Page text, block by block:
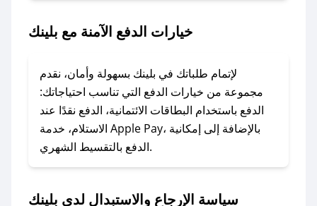
لا تقلق! يمكنك التواصل مع فريق دعم صحصح عبر
وسنقوم بحل المشكلة في أسرع وقت ممكن.
### ماذا أفعل إذا لم أجد كود خصم لمتجري
المفضل؟
في حال عدم توفر كوبونات لمتجرك المفضل، يمكنك
مراسلتنا مباشرة وسنعمل على توفير الكوبونات في
خيارات الدفع الآمنة مع بلينك
لإتمام طلباتك في بلينك بسهولة وأمان، نقدم
مجموعة من خيارات الدفع التي تناسب احتياجاتك:
الدفع باستخدام البطاقات الائتمانية، الدفع نقدًا عند
الاستلام، خدمة Apple Pay، بالإضافة إلى إمكانية
الدفع بالتقسيط الشهري.
سياسة الإرجاع والاستبدال لدى بلينك